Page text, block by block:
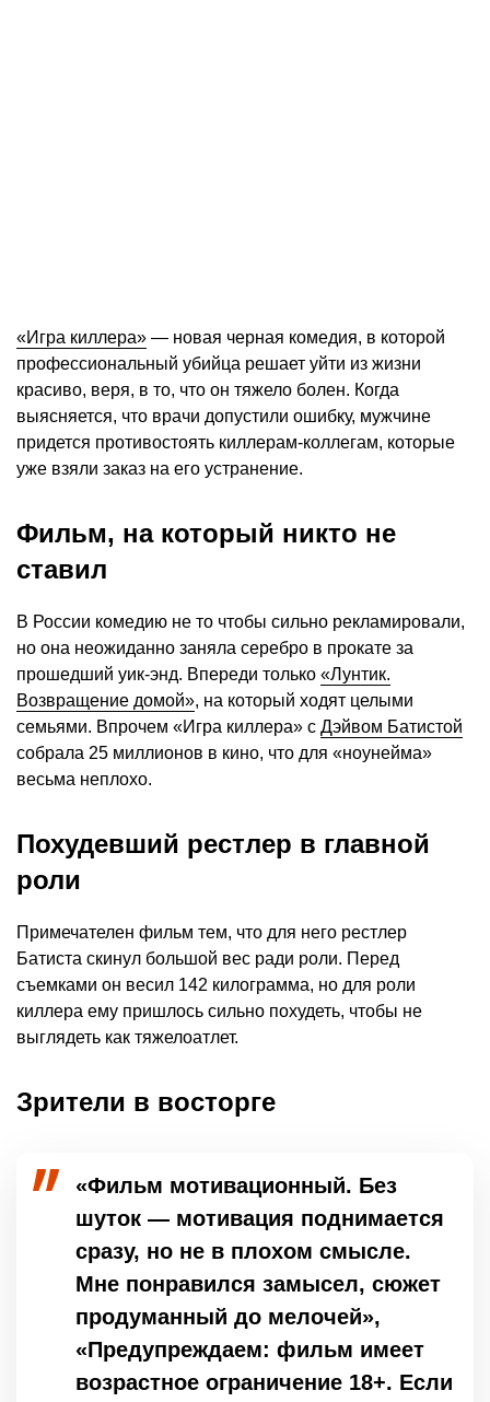
«Игра киллера» — новая черная комедия, в которой
профессиональный убийца решает уйти из жизни
красиво, веря, в то, что он тяжело болен. Когда
выясняется, что врачи допустили ошибку, мужчине
придется противостоять киллерам-коллегам, которые
уже взяли заказ на его устранение.
Фильм, на который никто не
ставил
В России комедию не то чтобы сильно рекламировали,
но она неожиданно заняла серебро в прокате за
прошедший уик-энд. Впереди только «Лунтик.
Возвращение домой», на который ходят целыми
семьями. Впрочем «Игра киллера» с Дэйвом Батистой
собрала 25 миллионов в кино, что для «ноунейма»
весьма неплохо.
Похудевший рестлер в главной
роли
Примечателен фильм тем, что для него рестлер
Батиста скинул большой вес ради роли. Перед
съемками он весил 142 килограмма, но для роли
киллера ему пришлось сильно похудеть, чтобы не
выглядеть как тяжелоатлет.
Зрители в восторге
«Фильм мотивационный. Без
шуток — мотивация поднимается
сразу, но не в плохом смысле.
Мне понравился замысел, сюжет
продуманный до мелочей»,
«Предупреждаем: фильм имеет
возрастное ограничение 18+. Если